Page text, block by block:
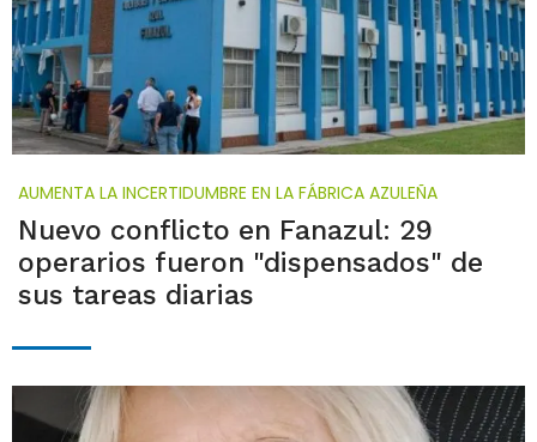
AUMENTA LA INCERTIDUMBRE EN LA FÁBRICA AZULEÑA
Nuevo conflicto en Fanazul: 29
operarios fueron "dispensados" de
sus tareas diarias